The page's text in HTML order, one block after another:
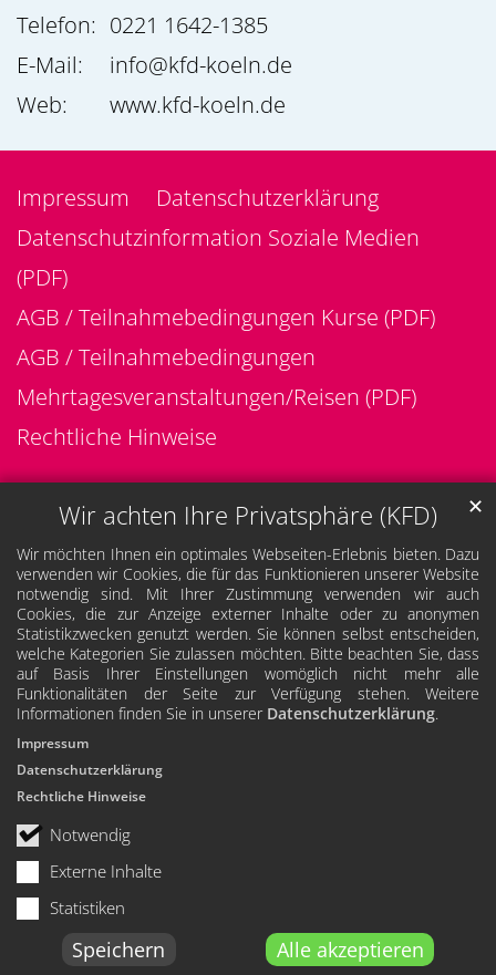
Wir achten Ihre Privatsphäre (KFD)
Wir möchten Ihnen ein optimales Webseiten-Erlebnis bieten. Dazu
verwenden wir Cookies, die für das Funktionieren unserer Website
notwendig sind. Mit Ihrer Zustimmung verwenden wir auch
Cookies, die zur Anzeige externer Inhalte oder zu anonymen
Statistikzwecken genutzt werden. Sie können selbst entscheiden,
welche Kategorien Sie zulassen möchten. Bitte beachten Sie, dass
auf Basis Ihrer Einstellungen womöglich nicht mehr alle
Funktionalitäten der Seite zur Verfügung stehen. Weitere
Informationen finden Sie in unserer Datenschutzerklärung.
Notwendig
Externe Inhalte
Statistiken
Speichern Alle akzeptieren
✕
Impressum
Datenschutzerklärung
Rechtliche Hinweise
Telefon: 0221 1642-1385
E-Mail:
info@kfd-koeln.de
Web:
www.kfd-koeln.de
Impressum
Datenschutzerklärung
Datenschutzinformation Soziale Medien
(PDF)
AGB / Teilnahmebedingungen Kurse (PDF)
AGB / Teilnahmebedingungen
Mehrtagesveranstaltungen/Reisen (PDF)
Rechtliche Hinweise